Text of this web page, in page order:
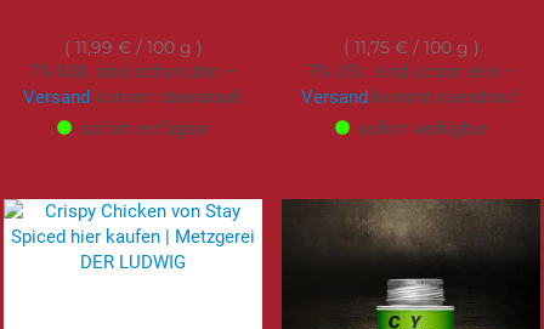
11,99 €/ 100 g
7% USt. sind schon drin –
Versandkommt obendrauf.
sofort verfügbar
11,75 €/ 100 g
7% USt. sind schon drin –
Versandkommt obendrauf.
sofort verfügbar